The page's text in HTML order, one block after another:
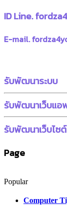
ID Line.
E-mail.
รับพัฒนาระบบ
รับพัฒนาเว็บแอ
รับพัฒนาเว็บไซต์
Page
Popular
Computer